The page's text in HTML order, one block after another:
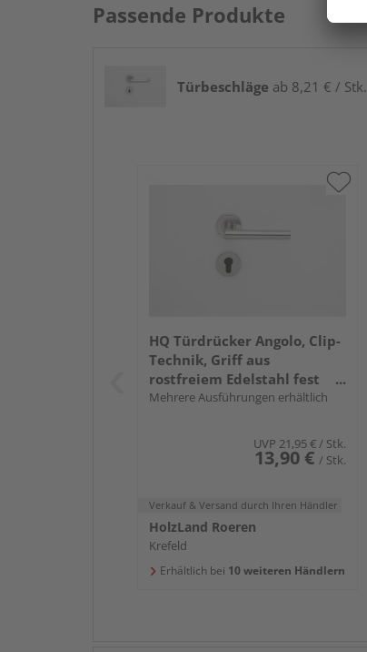
Passende Produkte
Türbeschläge ab 8,21 € / Stk.
HQ Türdrücker Angolo, Clip-
Technik, Griff aus
rostfreiem Edelstahl fest
drehbar gelagert
Mehrere Ausführungen erhältlich
UVP 21,95 €/ Stk.
13,90 € / Stk.
Verkauf & Versand durch Ihren Händler
HolzLand Roeren
Krefeld
Erhältlich bei 10 weiteren Händlern